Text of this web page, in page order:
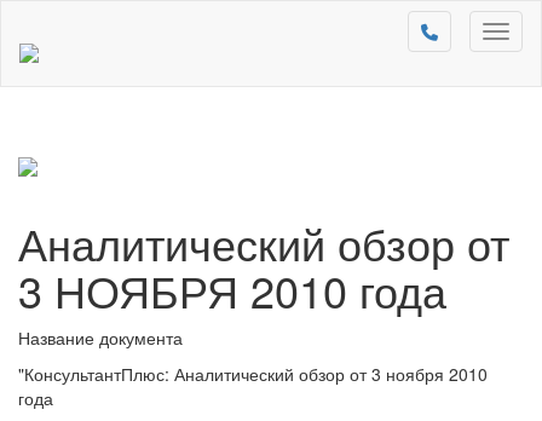
Аналитический обзор от
3 НОЯБРЯ 2010 года
Название документа
"КонсультантПлюс: Аналитический обзор от 3 ноября 2010
года